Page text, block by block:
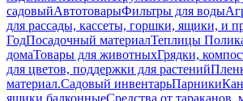
садовыйАвтотоварыФильтры для воды
для рассады, кассеты, горшки, ящики, и
ГодПосадочный материалТеплицы
домаТовары для животныхГрядки,
для цветов, поддержки для растений
материал.Садовый инвентарьПарники
ящики балконныеСредства от тараканов,